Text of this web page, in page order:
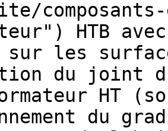
HTB
les
du joint
HT
du